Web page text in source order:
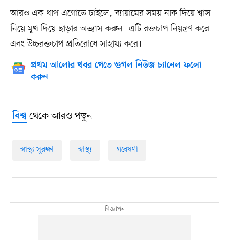
আরও এক ধাপ এগোতে চাইলে, ব্যায়ামের সময় নাক দিয়ে শ্বাস
নিয়ে মুখ দিয়ে ছাড়ার অভ্যাস করুন। এটি রক্তচাপ নিয়ন্ত্রণ করে
এবং উচ্চরক্তচাপ প্রতিরোধে সাহায্য করে।
প্রথম আলোর খবর পেতে গুগল নিউজ চ্যানেল ফলো
করুন
বিশ্বথেকে আরও পড়ুন
স্বাস্থ্য সুরক্ষা স্বাস্থ্য গবেষণা